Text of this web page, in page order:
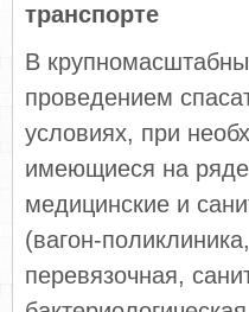
транспорте
В
проведением
условиях, при
имеющиеся на
медицинские и
(вагон-
перевязочная,